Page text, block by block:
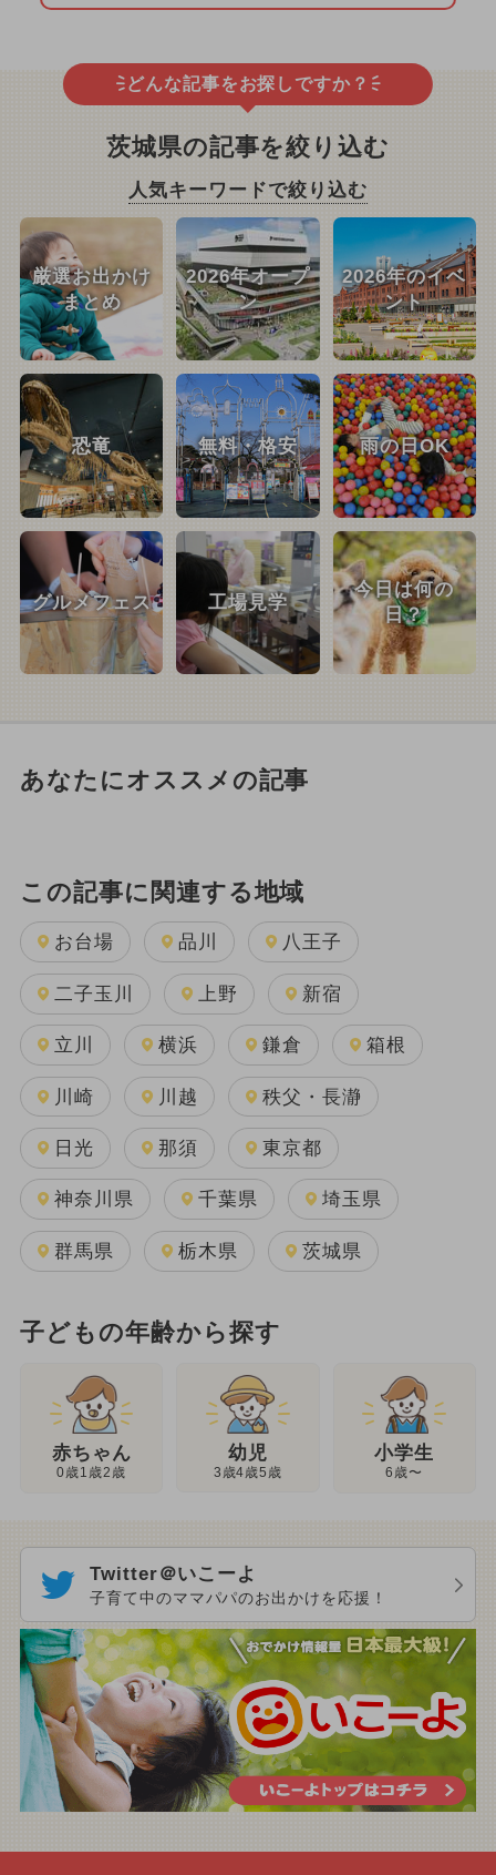
どんな記事をお探しですか？
茨城県の記事を絞り込む
人気キーワードで絞り込む
厳選お出かけ
まとめ
2026年オープ
ン
2026年のイベ
ント
恐竜 無料・格安 雨の日OK
グルメフェス 工場見学
今日は何の
日？
あなたにオススメの記事
この記事に関連する地域
お台場 品川 八王子
二子玉川 上野 新宿
立川 横浜 鎌倉 箱根
川崎 川越 秩父・長瀞
日光 那須 東京都
神奈川県 千葉県 埼玉県
群馬県 栃木県 茨城県
子どもの年齢から探す
赤ちゃん
0歳1歳2歳
幼児
3歳4歳5歳
小学生
6歳〜
Twitter＠いこーよ
子育て中のママパパのお出かけを応援！